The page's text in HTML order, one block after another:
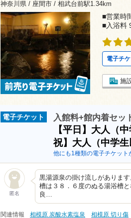
神奈川県 / 座間市 / 相武台前駅1.34km
■営業時
■入浴料
電子チ
施
電子チケット 入館料+館内着セッ
【平日】大人（
祝】大人（中学
他にも1種類の電子チケット
匿名
黒湯源泉の掛け流しがありま
槽は３８．６度のぬる湯浴槽
良…
関連情報 相模原 炭酸水素塩泉 相模原 切り傷